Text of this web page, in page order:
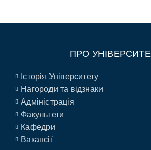
ПРО
Історія Університету
Нагороди та відзнаки
Адміністрація
Факультети
Кафедри
Вакансії